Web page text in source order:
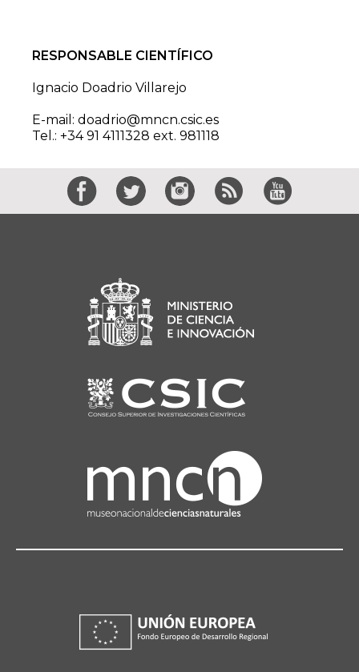
RESPONSABLE CIENTÍFICO
Ignacio Doadrio Villarejo
E-mail: doadrio@mncn.csic.es
Tel.: +34 91 4111328 ext. 981118